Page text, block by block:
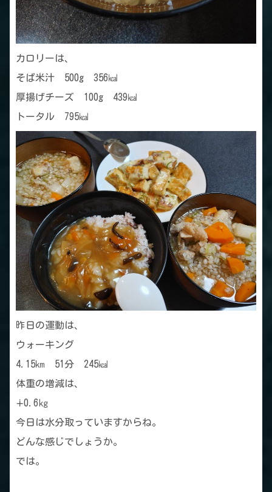
カロリーは、
そば米汁 500g 356㎉
厚揚げチーズ 100g 439㎉
トータル 795㎉
昨日の運動は、
ウォーキング
4.15㎞ 51分 245㎉
体重の増減は、
∔0.6㎏
今日は水分取っていますからね。
どんな感じでしょうか。
では。